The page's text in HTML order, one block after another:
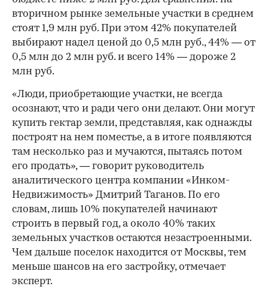
вторичном рынке земельные участки в среднем
стоят 1,9 млн руб. При этом 42% покупателей
выбирают надел ценой до 0,5 млн руб., 44% — от
0,5 млн до 2 млн руб. и всего 14% — дороже 2
млн руб.
«Люди, приобретающие участки, не всегда
осознают, что и ради чего они делают. Они могут
купить гектар земли, представляя, как однажды
построят на нем поместье, а в итоге появляются
там несколько раз и мучаются, пытаясь потом
его продать», — говорит руководитель
аналитического центра компании «Инком-
Недвижимость» Дмитрий Таганов. По его
словам, лишь 10% покупателей начинают
строить в первый год, а около 40% таких
земельных участков остаются незастроенными.
Чем дальше поселок находится от Москвы, тем
меньше шансов на его застройку, отмечает
эксперт.